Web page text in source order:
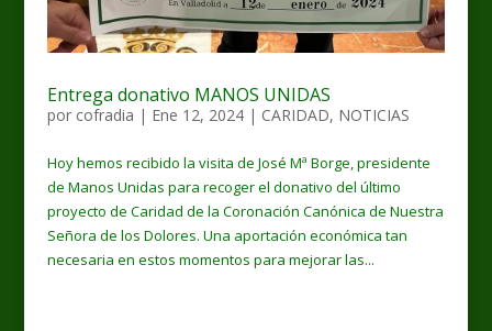
Entrega donativo MANOS UNIDAS
por cofradia | Ene 12, 2024| CARIDAD, NOTICIAS
Hoy hemos recibido la visita de José Mª Borge, presidente
de Manos Unidas para recoger el donativo del último
proyecto de Caridad de la Coronación Canónica de Nuestra
Señora de los Dolores. Una aportación económica tan
necesaria en estos momentos para mejorar las...